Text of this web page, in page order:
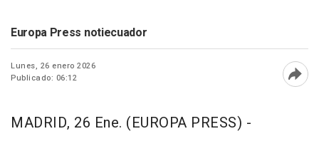
Europa Press notiecuador
Lunes, 26 enero 2026
Publicado: 06:12
MADRID, 26 Ene. (EUROPA PRESS) -